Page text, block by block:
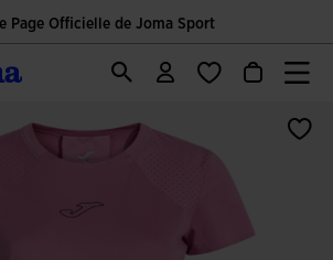
Page Officielle de Joma Sport